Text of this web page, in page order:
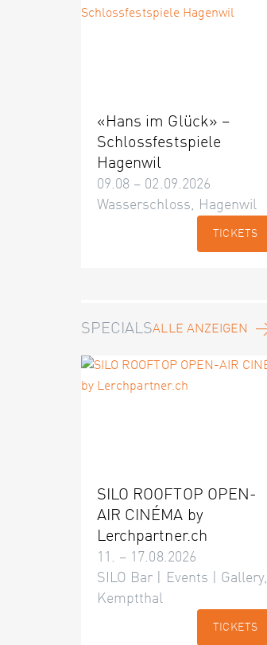
«Hans im Glück» –
Schlossfestspiele
Hagenwil
09.08 – 02.09.2026
Wasserschloss, Hagenwil
TICKETS
SPECIALSALLE ANZEIGEN
SILO ROOFTOP OPEN-
AIR CINÉMA by
Lerchpartner.ch
11. – 17.08.2026
SILO Bar | Events | Gallery,
Kemptthal
TICKETS